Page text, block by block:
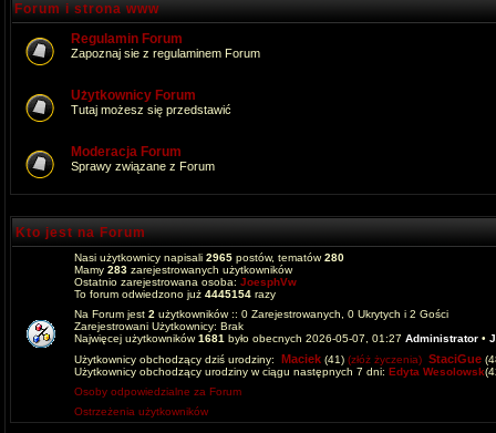
Forum i strona www
Regulamin Forum
Zapoznaj sie z regulaminem Forum
Użytkownicy Forum
Tutaj możesz się przedstawić
Moderacja Forum
Sprawy związane z Forum
Kto jest na Forum
Nasi użytkownicy napisali 2965 postów, tematów280
Mamy 283 zarejestrowanych użytkowników
Ostatnio zarejestrowana osoba: JoesphVw
To forum odwiedzono już 4445154 razy
Na Forum jest 2 użytkowników :: 0 Zarejestrowanych, 0 Ukrytych i 2 Gości
Zarejestrowani Użytkownicy: Brak
Najwięcej użytkowników1681 było obecnych 2026-05-07, 01:27 Administrator •
Użytkownicy obchodzący dziś urodziny: Maciek (41) (złóż życzenia) StaciGue
Użytkownicy obchodzący urodziny w ciągu następnych 7 dni: Edyta Wesolowsk
Osoby odpowiedzialne za Forum
Ostrzeżenia użytkowników